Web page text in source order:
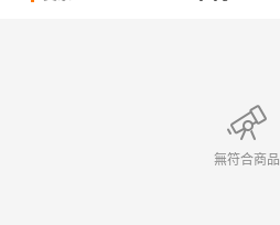
無符合商品